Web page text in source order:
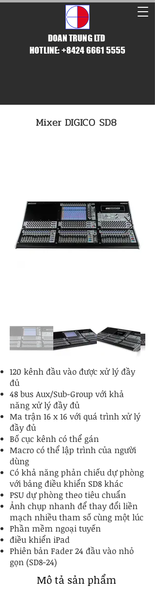
DOAN TRUNG LTD
HOTLINE: +8424 6661 5555
Mixer DIGICO SD8
120 kênh đầu vào được xử lý đầy
đủ
48 bus Aux/Sub-Group với khả
năng xử lý đầy đủ
Ma trận 16 x 16 với quá trình xử lý
đầy đủ
Bố cục kênh có thể gán
Macro có thể lập trình của người
dùng
Có khả năng phản chiếu dự phòng
với bảng điều khiển SD8 khác
PSU dự phòng theo tiêu chuẩn
Ảnh chụp nhanh để thay đổi liền
mạch nhiều tham số cùng một lúc
Phần mềm ngoại tuyến
điều khiển iPad
Phiên bản Fader 24 đầu vào nhỏ
gọn (SD8-24)
Mô tả sản phẩm